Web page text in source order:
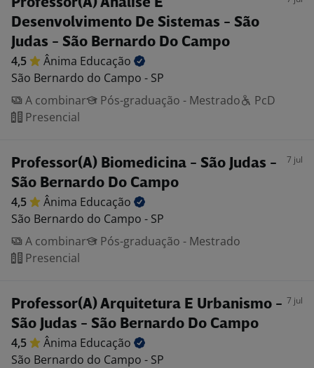
Professor(A) Análise E
Desenvolvimento De Sistemas - São
Judas - São Bernardo Do Campo
4,5 Ânima Educação
São Bernardo do Campo - SP
A combinar
Pós-graduação - Mestrado
PcD
Presencial
Professor(A) Biomedicina - São Judas -
São Bernardo Do Campo
7 jul
4,5 Ânima Educação
São Bernardo do Campo - SP
A combinar
Pós-graduação - Mestrado
Presencial
Professor(A) Arquitetura E Urbanismo -
São Judas - São Bernardo Do Campo
7 jul
4,5 Ânima Educação
São Bernardo do Campo - SP